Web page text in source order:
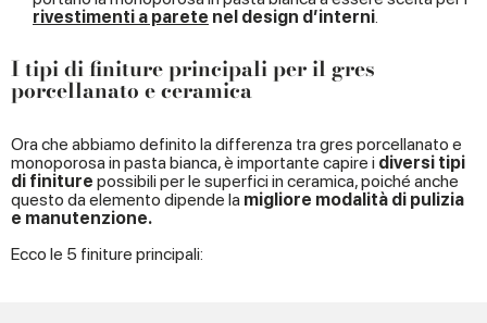
rivestimenti a parete nel design d’interni
I tipi di finiture principali per il gres
porcellanato e ceramica
Ora che abbiamo definito la differenza tra gres porcellanato e
monoporosa in pasta bianca, è importante capire i diversi tipi
di finiture possibili per le superfici in ceramica, poiché anche
questo da elemento dipende la migliore modalità di pulizia
e manutenzione.
Ecco le 5 finiture principali: